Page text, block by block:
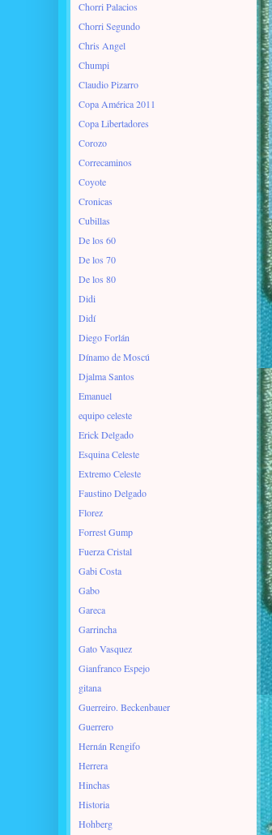
Chorri Palacios
Chorri Segundo
Chris Angel
Chumpi
Claudio Pizarro
Copa América 2011
Copa Libertadores
Corozo
Correcaminos
Coyote
Cronicas
Cubillas
De los 60
De los 70
De los 80
Didi
Didí
Diego Forlán
Dínamo de Moscú
Djalma Santos
Emanuel
equipo celeste
Erick Delgado
Esquina Celeste
Extremo Celeste
Faustino Delgado
Florez
Forrest Gump
Fuerza Cristal
Gabi Costa
Gabo
Gareca
Garrincha
Gato Vasquez
Gianfranco Espejo
gitana
Guerreiro. Beckenbauer
Guerrero
Hernán Rengifo
Herrera
Hinchas
Historia
Hohberg